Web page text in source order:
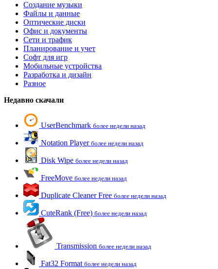
Создание музыки
Файлы и данные
Оптические диски
Офис и документы
Сети и трафик
Планирование и учет
Софт для игр
Мобильные устройства
Разработка и дизайн
Разное
Недавно скачали
UserBenchmark более недели назад
Notation Player более недели назад
Disk Wipe более недели назад
FreeMove более недели назад
Duplicate Cleaner Free более недели назад
CuteRank (Free) более недели назад
Transmission более недели назад
Fat32 Format более недели назад